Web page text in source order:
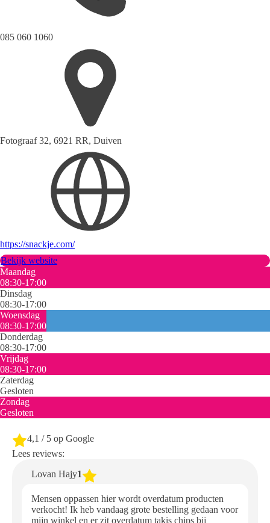
085 060 1060
Fotograaf 32, 6921 RR, Duiven
https://snackje.com/
Bekijk website
Maandag
08:30-17:00
Dinsdag
08:30-17:00
Woensdag
08:30-17:00
Donderdag
08:30-17:00
Vrijdag
08:30-17:00
Zaterdag
Gesloten
Zondag
Gesloten
4,1 / 5 op Google
Lees reviews:
Lovan Hajy1
Mensen oppassen hier wordt overdatum producten
verkocht! Ik heb vandaag grote bestelling gedaan voor
mijn winkel en er zit overdatum takis chips bij